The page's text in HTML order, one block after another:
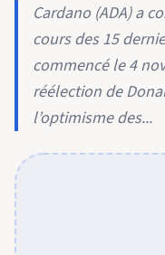
Cardano (ADA) a
cours des 15
commencé le 4
réélection de
l’optimisme des...